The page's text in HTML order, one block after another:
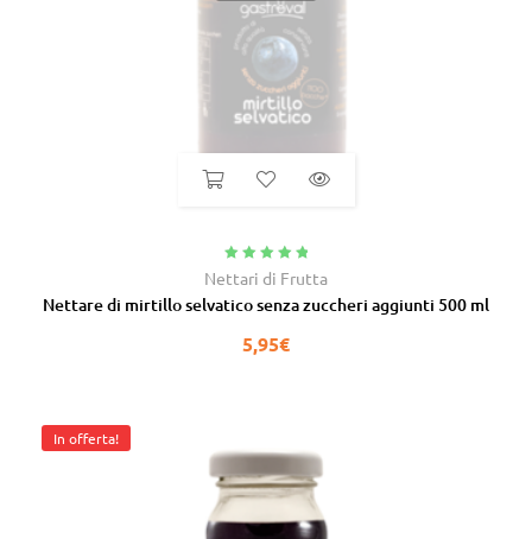
Valutato 5.00
Nettari di Frutta
Nettare di mirtillo selvatico senza zuccheri aggiunti 500 ml
5,95€
In offerta!